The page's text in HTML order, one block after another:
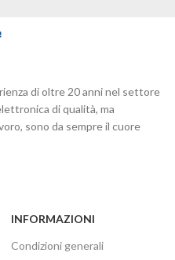
di oltre 20 anni nel settore
di qualità, ma
sono da sempre il cuore
INFORMAZIONI
Condizioni generali